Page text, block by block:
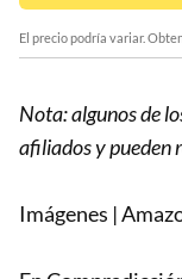
El precio podría variar.
Nota: algunos de
afiliados y pueden
Imágenes |